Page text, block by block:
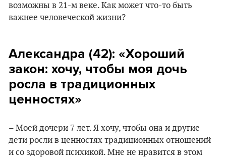
возможны в 21-м веке. Как может что-то быть
важнее человеческой жизни?
Александра (42): «Хороший
закон: хочу, чтобы моя дочь
росла в традиционных
ценностях»
– Моей дочери 7 лет. Я хочу, чтобы она и другие
дети росли в ценностях традиционных отношений
и со здоровой психикой. Мне не нравится в этом